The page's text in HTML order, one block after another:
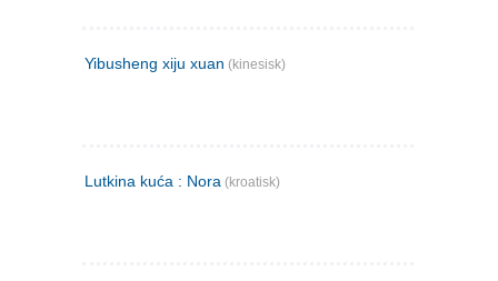
Yibusheng xiju xuan (kinesisk)
Lutkina kuća : Nora (kroatisk)